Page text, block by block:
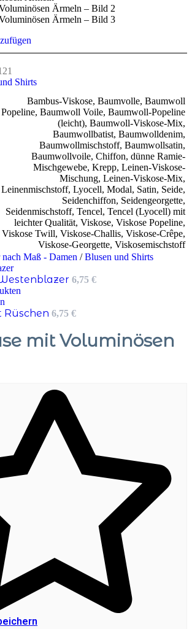
Shirts
Bambus-Viskose, Baumvolle, Baumwoll
Popeline, Baumwoll Voile, Baumwoll-Popeline
(leicht), Baumwoll-Viskose-Mix,
Baumwollbatist, Baumwolldenim,
Baumwollmischstoff, Baumwollsatin,
Baumwollvoile, Chiffon, dünne Ramie-
Mischgewebe, Krepp, Leinen-Viskose-
Mischung, Leinen-Viskose-Mix,
Leinenmischstoff, Lyocell, Modal, Satin, Seide,
Seidenchiffon, Seidengeorgette,
Seidenmischstoff, Tencel, Tencel (Lyocell) mit
leichter Qualität, Viskose, Viskose Popeline,
Viskose Twill, Viskose-Challis, Viskose-Crêpe,
Viskose-Georgette, Viskosemischstoff
nach Maß - Damen / Blusen und Shirts
6,75 €
Rüschen 6,75 €
mit Voluminösen